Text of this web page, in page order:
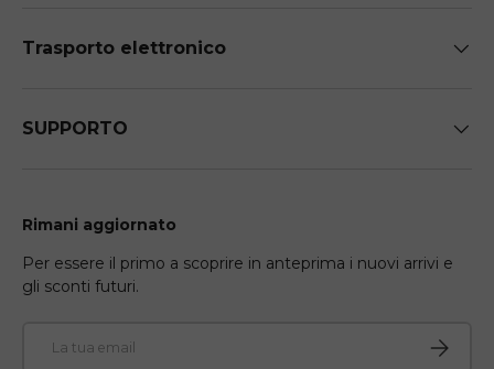
Trasporto elettronico
SUPPORTO
Rimani aggiornato
Per essere il primo a scoprire in anteprima i nuovi arrivi e
gli sconti futuri.
Iscriviti